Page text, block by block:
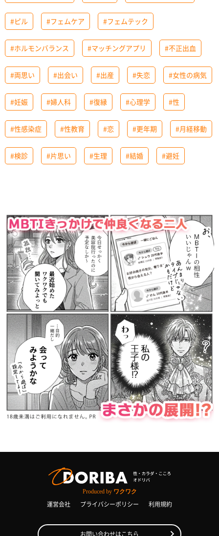
#ピル #フェムケア #フェムテック
#ホルモンバランス #マッチングアプリ #不正出血
#両思い #出会い #出産 #失恋 #女性の病気
#妊娠 #婦人科 #復縁 #心理学 #性
#性感染症 #性教育 #恋 #更年期 #月経移動
#検診 #片思い #生理 #結婚 #避妊
Produced by ワクワク
運営会社 プライバシーポリシー 利用規約
お問い合わせはこちら